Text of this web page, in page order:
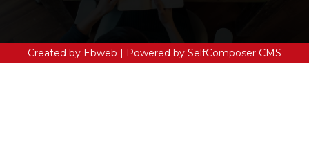
Created by Ebweb | Powered by SelfComposer CMS